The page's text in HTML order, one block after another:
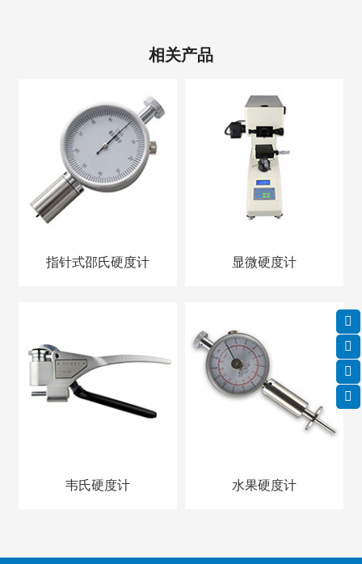
相关产品
指针式邵氏硬度计 显微硬度计
韦氏硬度计 水果硬度计